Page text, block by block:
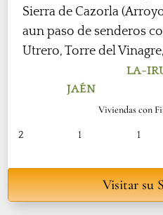
Sierra de Cazorla
aun paso de senderos
Utrero, Torre del
LA-
JAÉN
Viviendas con
2 1 1
Visitar su